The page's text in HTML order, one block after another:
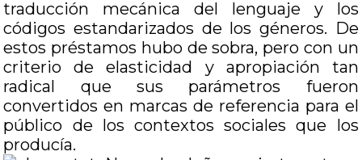
traducción mecánica del lenguaje y los
códigos estandarizados de los géneros. De
estos préstamos hubo de sobra, pero con un
criterio de elasticidad y apropiación tan
radical que sus parámetros fueron
convertidos en marcas de referencia para el
público de los contextos sociales que los
producía.